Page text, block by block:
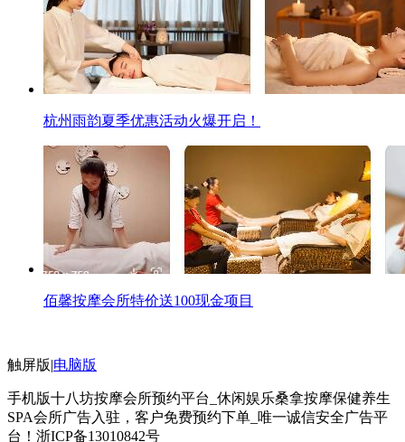
杭州雨韵夏季优惠活动火爆开启！
佰馨按摩会所特价送100现金项目
触屏版|电脑版
手机版十八坊按摩会所预约平台_休闲娱乐桑拿按摩保健养生
SPA会所广告入驻，客户免费预约下单_唯一诚信安全广告平
台！ 浙ICP备13010842号